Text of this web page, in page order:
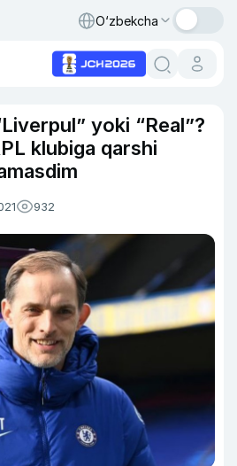
O‘zbekcha
yoki “Real”?
klubiga qarshi
932